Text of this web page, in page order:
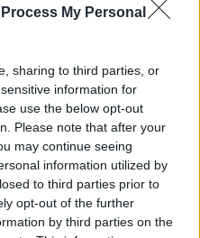
My Personal
sharing to third parties, or
information for
use the below opt-out
Please note that after your
may continue seeing
information utilized by
to third parties prior to
opt-out of the further
by third parties on the
hanem ez az egy
re menni? A
szerint nem
hanem